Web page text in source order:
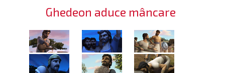
Ghedeon aduce mâncare